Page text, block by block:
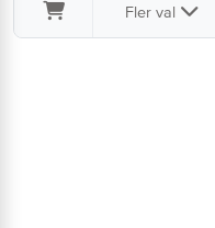
Fler val